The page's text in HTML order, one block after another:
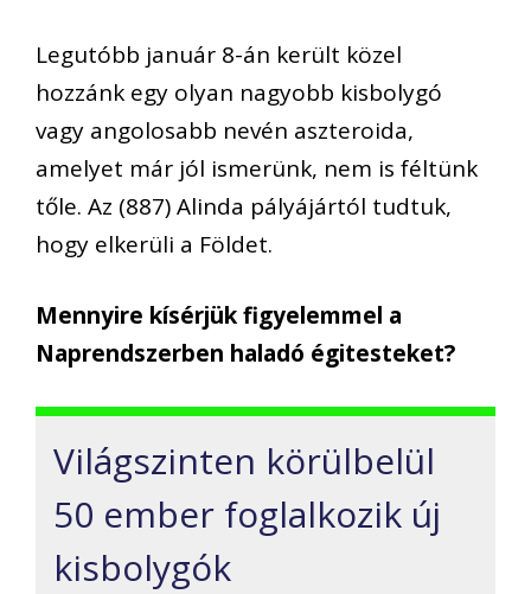
Legutóbb január 8-án került közel
hozzánk egy olyan nagyobb kisbolygó
vagy angolosabb nevén aszteroida,
amelyet már jól ismerünk, nem is féltünk
tőle. Az (887) Alinda pályájártól tudtuk,
hogy elkerüli a Földet.
Mennyire kísérjük figyelemmel a
Naprendszerben haladó égitesteket?
Világszinten körülbelül
50 ember foglalkozik új
kisbolygók